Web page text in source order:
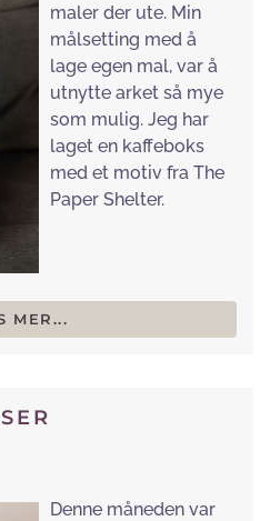
maler der ute. Min
målsetting med å
lage egen mal, var å
utnytte arket så mye
som mulig. Jeg har
laget en kaffeboks
med et motiv fra The
Paper Shelter.
MER...
Denne måneden var